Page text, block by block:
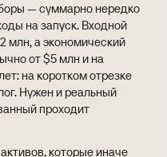
— суммарно нередко
на запуск. Входной
млн, а экономический
от $5 млн и на
на коротком отрезке
Нужен и реальный
проходит
которые иначе